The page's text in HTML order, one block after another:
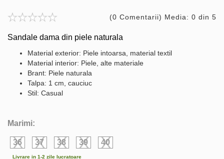
(0 Comentarii) Media: 0 din 5
Sandale dama din piele naturala
Material exterior: Piele intoarsa, material textil
Material interior: Piele, alte materiale
Brant: Piele naturala
Talpa: 1 cm, cauciuc
Stil: Casual
Marimi:
36 37 38 39 40
Livrare in 1-2 zile lucratoare